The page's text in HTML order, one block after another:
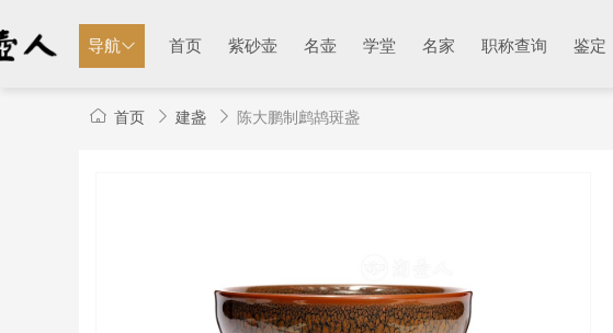
导航 首页 紫砂壶 名壶 学堂 名家 职称查询 鉴定
首页 建盏 陈大鹏制鹧鸪斑盏